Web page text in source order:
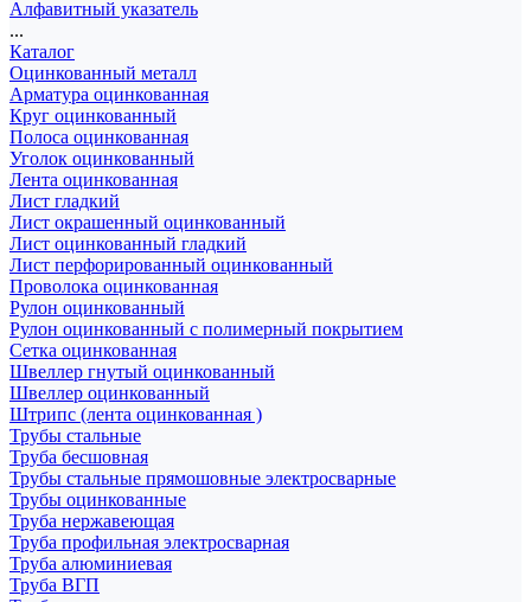
Алфавитный указатель
...
Каталог
Оцинкованный металл
Арматура оцинкованная
Круг оцинкованный
Полоса оцинкованная
Уголок оцинкованный
Лента оцинкованная
Лист гладкий
Лист окрашенный оцинкованный
Лист оцинкованный гладкий
Лист перфорированный оцинкованный
Проволока оцинкованная
Рулон оцинкованный
Рулон оцинкованный с полимерный покрытием
Сетка оцинкованная
Швеллер гнутый оцинкованный
Швеллер оцинкованный
Штрипс (лента оцинкованная )
Трубы стальные
Труба бесшовная
Трубы стальные прямошовные электросварные
Трубы оцинкованные
Труба нержавеющая
Труба профильная электросварная
Труба алюминиевая
Труба ВГП